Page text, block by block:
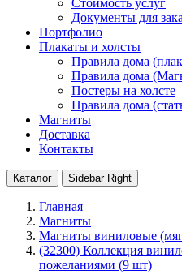
Документы для
Портфолио
Плакаты и холсты
Правила дома
Правила дома
Постеры на холсте
Правила дома
Магниты
Доставка
Контакты
Каталог Sidebar Right
Главная
Магниты
Магниты виниловые
(32300) Коллекция
пожеланиями (9 шт)